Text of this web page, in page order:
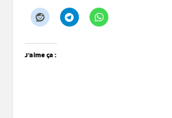
J’aime ça :